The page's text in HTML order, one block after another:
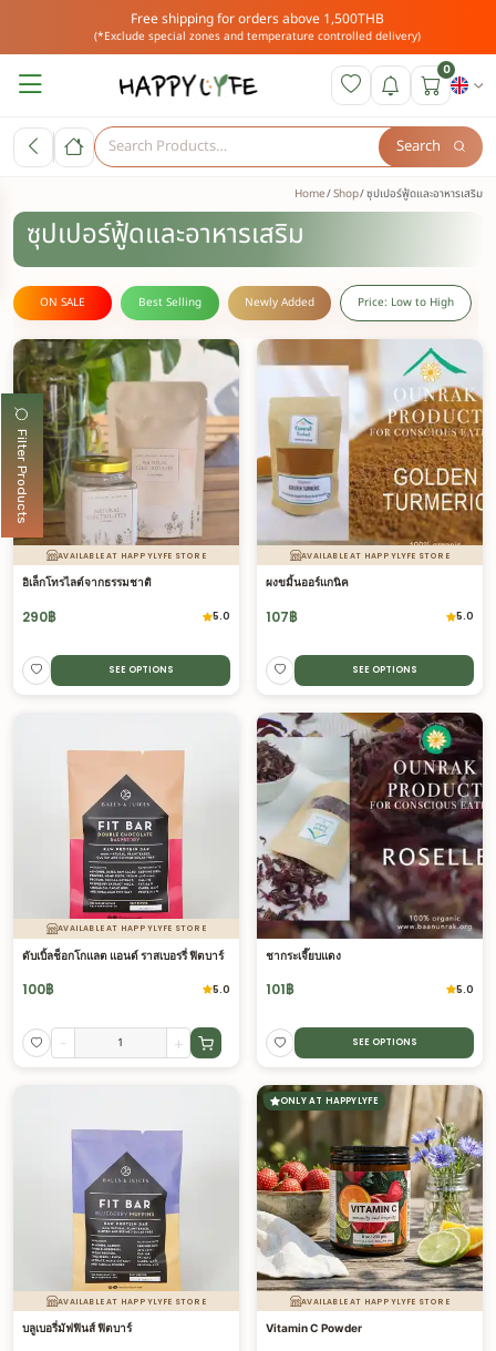
Free shipping for orders above 1,500THB
(*Exclude special zones and temperature controlled delivery)
0
Search
Filter Products
Home Shop ซุปเปอร์ฟู้ดและอาหารเสริม
ซุปเปอร์ฟู้ดและอาหารเสริม
ON SALE Best Selling Newly Added Price: Low to High
AVAILABLE AT HAPPYLYFE STORE
อิเล็กโทรไลต์จากธรรมชาติ
290฿ 5.0
SEE OPTIONS
AVAILABLE AT HAPPYLYFE STORE
ผงขมิ้นออร์แกนิค
107฿ 5.0
SEE OPTIONS
AVAILABLE AT HAPPYLYFE STORE
ดับเบิ้ลช็อกโกแลต แอนด์ ราสเบอรรี่ ฟิตบาร์
100฿ 5.0
- +
ชากระเจี๊ยบแดง
101฿ 5.0
SEE OPTIONS
AVAILABLE AT HAPPYLYFE STORE
บลูเบอรี่มัฟฟินส์ ฟิตบาร์
ONLY AT HAPPYLYFE
AVAILABLE AT HAPPYLYFE STORE
Vitamin C Powder